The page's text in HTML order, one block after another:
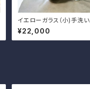
イエローガラス（小)手洗い
鉢 排水金具付き
¥22,000